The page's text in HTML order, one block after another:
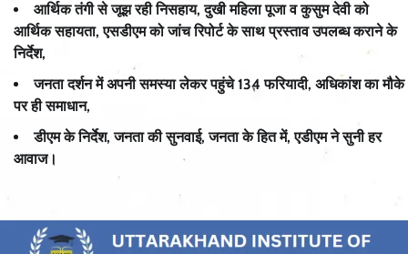
आर्थिक तंगी से जूझ रही निसहाय, दुखी महिला पूजा व कुसुम देवी को
आर्थिक सहायता, एसडीएम को जांच रिपोर्ट के साथ प्रस्ताव उपलब्ध कराने के
निर्देश,
जनता दर्शन में अपनी समस्या लेकर पहुंचे 134 फरियादी, अधिकांश का मौके
पर ही समाधान,
डीएम के निर्देश, जनता की सुनवाई, जनता के हित में, एडीएम ने सुनी हर
आवाज।